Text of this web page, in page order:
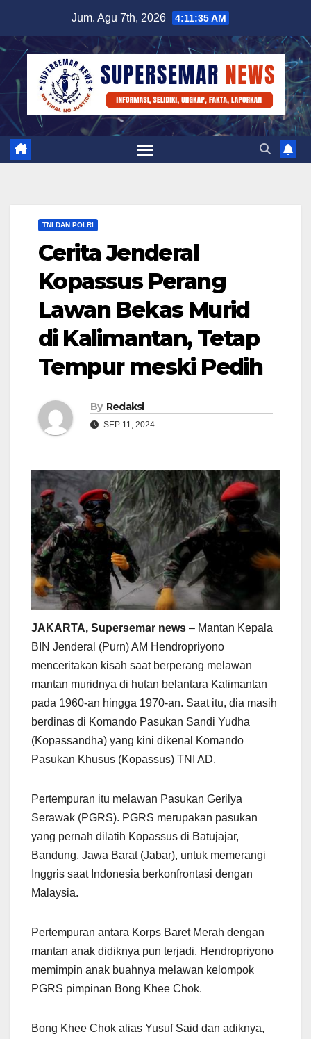
content
Jum. Agu 7th, 2026 4:11:36 AM
TNI DAN POLRI
Cerita Jenderal
Kopassus Perang
Lawan Bekas Murid
di Kalimantan, Tetap
Tempur meski Pedih
By Redaksi
SEP 11, 2024
JAKARTA, Supersemar news – Mantan Kepala
BIN Jenderal (Purn) AM Hendropriyono
menceritakan kisah saat berperang melawan
mantan muridnya di hutan belantara Kalimantan
pada 1960-an hingga 1970-an. Saat itu, dia masih
berdinas di Komando Pasukan Sandi Yudha
(Kopassandha) yang kini dikenal Komando
Pasukan Khusus (Kopassus) TNI AD.
Pertempuran itu melawan Pasukan Gerilya
Serawak (PGRS). PGRS merupakan pasukan
yang pernah dilatih Kopassus di Batujajar,
Bandung, Jawa Barat (Jabar), untuk memerangi
Inggris saat Indonesia berkonfrontasi dengan
Malaysia.
Pertempuran antara Korps Baret Merah dengan
mantan anak didiknya pun terjadi. Hendropriyono
memimpin anak buahnya melawan kelompok
PGRS pimpinan Bong Khee Chok.
Bong Khee Chok alias Yusuf Said dan adiknya,